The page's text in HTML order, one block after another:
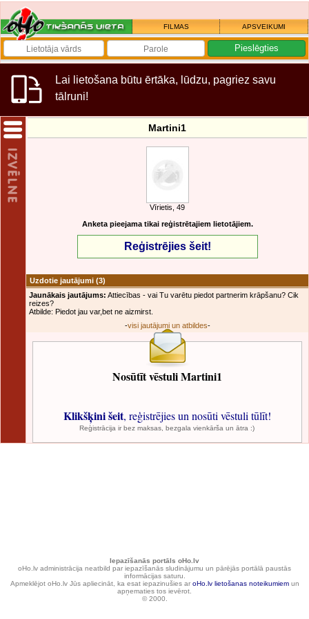
FILMAS APSVEIKUMI
Lai lietošana būtu ērtāka, lūdzu, pagriez savu
tālruni!
Martini1
Vīrietis, 49
Anketa pieejama tikai reģistrētajiem lietotājiem.
Reģistrējies šeit!
Uzdotie jautājumi (3)
Jaunākais jautājums: Attiecības - vai Tu varētu piedot partnerim krāpšanu? Cik
reizes?
Atbilde: Piedot jau var,bet ne aizmirst.
-visi jautājumi un atbildes-
Nosūtīt vēstuli Martini1
Klikšķini šeit, reģistrējies un nosūti vēstuli tūlīt!
Reģistrācija ir bez maksas, bezgala vienkārša un ātra :)
Iepazīšanās portāls oHo.lv
oHo.lv administrācija neatbild par iepazīšanās sludinājumu un pārējās portālā paustās
informācijas saturu.
Apmeklējot oHo.lv Jūs apliecināt, ka esat iepazinušies ar oHo.lv lietošanas noteikumiemun
apņematies tos ievērot.
© 2000.